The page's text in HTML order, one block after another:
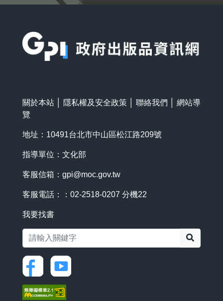
關於本站 隱私權及安全政策 聯絡我們
網站導
覽
地址：10491台北市中山區松江路209號
指導單位：文化部
客服信箱： gpi@moc.gov.tw
客服電話：：02-2518-0207 分機22
我要找書